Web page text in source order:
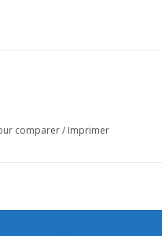
comparer/ Imprimer